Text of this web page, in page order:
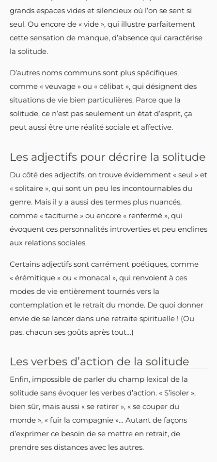
grands espaces vides et silencieux où l’on se sent si
seul. Ou encore de « vide », qui illustre parfaitement
cette sensation de manque, d’absence qui caractérise
la solitude.
D’autres noms communs sont plus spécifiques,
comme « veuvage » ou « célibat », qui désignent des
situations de vie bien particulières. Parce que la
solitude, ce n’est pas seulement un état d’esprit, ça
peut aussi être une réalité sociale et affective.
Les adjectifs pour décrire la solitude
Du côté des adjectifs, on trouve évidemment « seul » et
« solitaire », qui sont un peu les incontournables du
genre. Mais il y a aussi des termes plus nuancés,
comme « taciturne » ou encore « renfermé », qui
évoquent ces personnalités introverties et peu enclines
aux relations sociales.
Certains adjectifs sont carrément poétiques, comme
« érémitique » ou « monacal », qui renvoient à ces
modes de vie entièrement tournés vers la
contemplation et le retrait du monde. De quoi donner
envie de se lancer dans une retraite spirituelle ! (Ou
pas, chacun ses goûts après tout…)
Les verbes d’action de la solitude
Enfin, impossible de parler du champ lexical de la
solitude sans évoquer les verbes d’action. « S’isoler »,
bien sûr, mais aussi « se retirer », « se couper du
monde », « fuir la compagnie »… Autant de façons
d’exprimer ce besoin de se mettre en retrait, de
prendre ses distances avec les autres.